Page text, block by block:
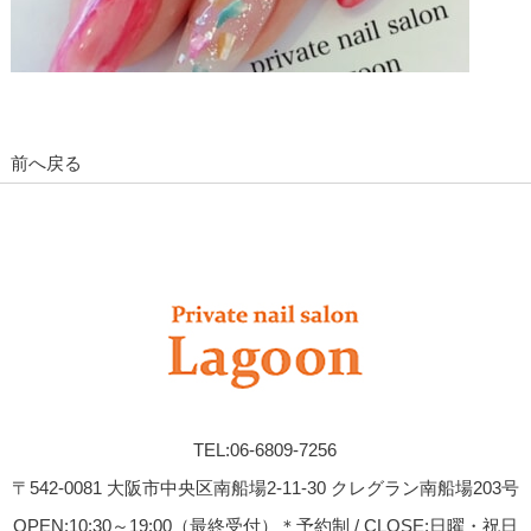
前へ戻る
TEL:06-6809-7256
〒542-0081 大阪市中央区南船場2-11-30 クレグラン南船場203号
OPEN:10:30～19:00（最終受付）＊予約制 / CLOSE:日曜・祝日